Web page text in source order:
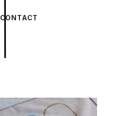
CONTACT